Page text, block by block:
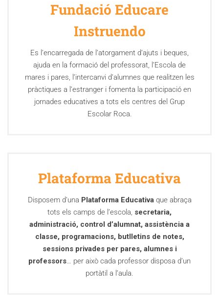
Fundació Educare
Instruendo
Es l’encarregada de l’atorgament d‘ajuts i beques,
ajuda en la formació del professorat, l’Escola de
mares i pares, l’intercanvi d’alumnes que realitzen les
pràctiques a l’estranger i fomenta la participació en
jornades educatives a tots els centres del Grup
Escolar Roca.
Plataforma Educativa
Disposem d’una Plataforma Educativaque abraça
tots els camps de l’escola, secretaria,
administració, control d’alumnat, assistència a
classe, programacions, butlletins de notes,
sessions privades per pares, alumnes i
professors… per això cada professor disposa d’un
portàtil a l’aula.